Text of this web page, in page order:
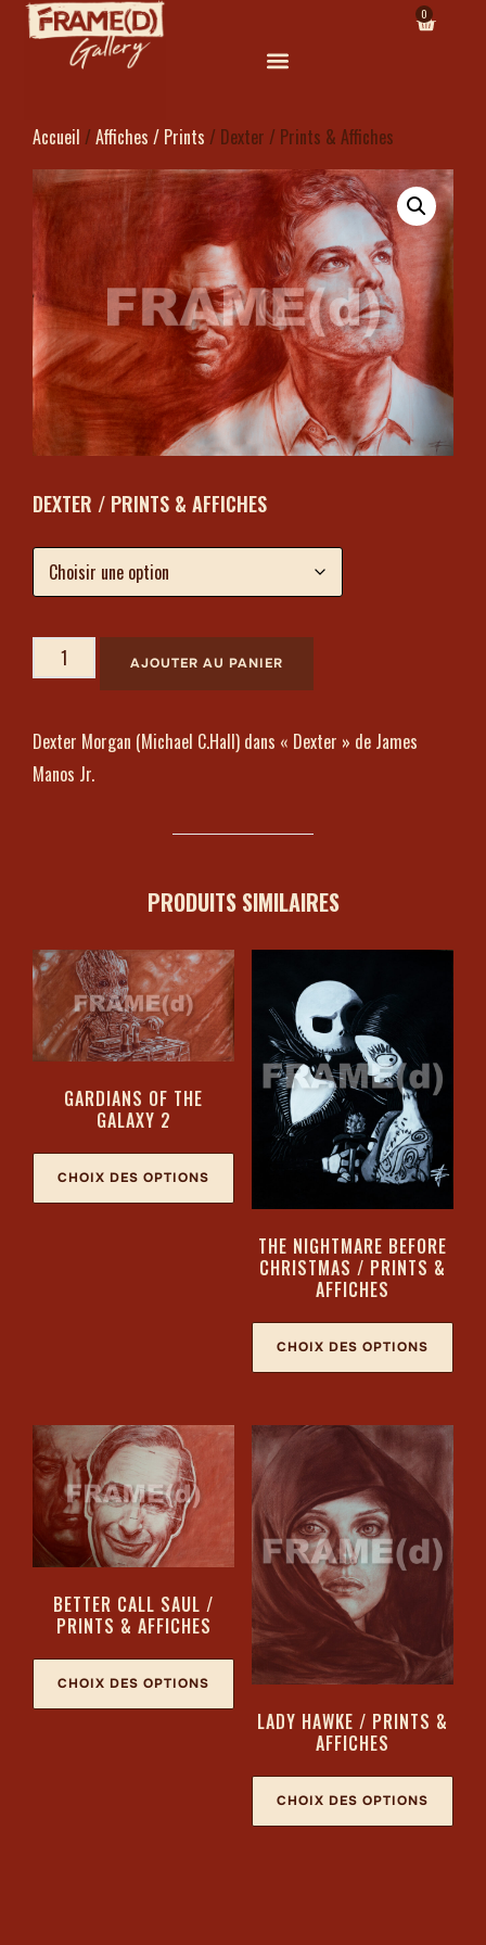
0
Accueil / Affiches / Prints / Dexter / Prints & Affiches
DEXTER / PRINTS & AFFICHES
AJOUTER AU PANIER
Dexter Morgan (Michael C.Hall) dans « Dexter » de James
Manos Jr.
PRODUITS SIMILAIRES
GARDIANS OF THE
GALAXY 2
CHOIX DES OPTIONS
THE NIGHTMARE BEFORE
CHRISTMAS / PRINTS &
AFFICHES
CHOIX DES OPTIONS
BETTER CALL SAUL /
PRINTS & AFFICHES
CHOIX DES OPTIONS
LADY HAWKE / PRINTS &
AFFICHES
CHOIX DES OPTIONS